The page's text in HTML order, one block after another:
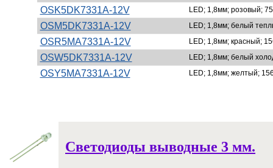
OSK5DK7331A-12V LED; 1,8мм; розовый;
OSM5DK7331A-12V LED; 1,8мм; белый
OSR5MA7331A-12V LED; 1,8мм; красный;
OSW5DK7331A-12V LED; 1,8мм; белый
OSY5MA7331A-12V LED; 1,8мм; желтый;
Светодиоды выводные 3 мм.